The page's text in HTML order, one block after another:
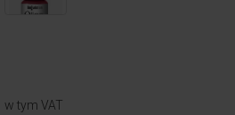
w tym VAT